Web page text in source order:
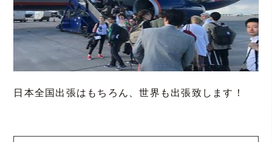
日本全国出張はもちろん、世界も出張致します！